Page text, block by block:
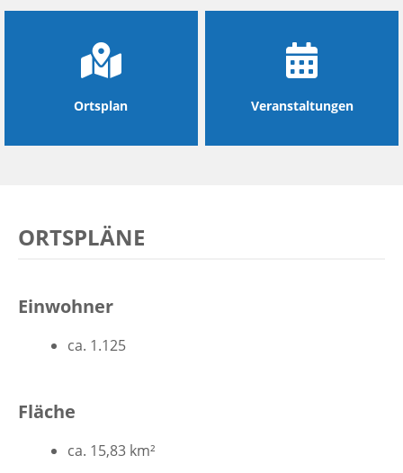
Ortsplan Veranstaltungen
ORTSPLÄNE
Einwohner
ca. 1.125
Fläche
ca. 15,83 km²